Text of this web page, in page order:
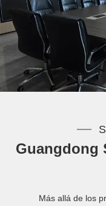
Guangdong
Más allá de los